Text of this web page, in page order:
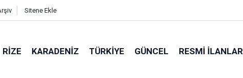
Sitene Ekle
RIZE KARADENIZ TÜRKIYE GÜNCEL RESMI İLANLAR